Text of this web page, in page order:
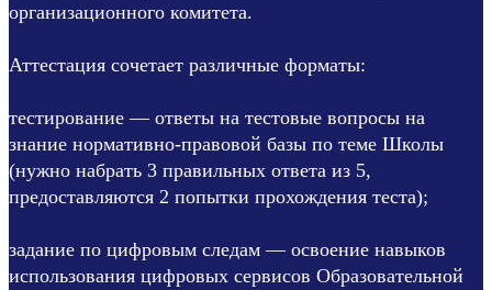
организационного комитета.
Аттестация сочетает различные форматы:
тестирование — ответы на тестовые вопросы на
знание нормативно-правовой базы по теме Школы
(нужно набрать 3 правильных ответа из 5,
предоставляются 2 попытки прохождения теста);
задание по цифровым следам — освоение навыков
использования цифровых сервисов Образовательной